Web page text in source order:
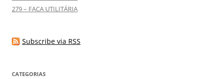
279 – FACA UTILITÁRIA
Subscribe via RSS
CATEGORIAS